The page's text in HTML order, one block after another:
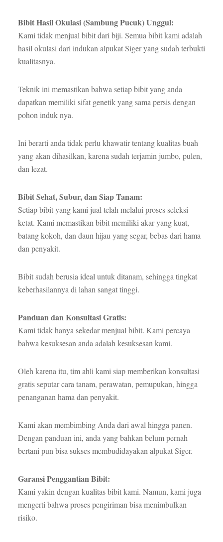
Bibit Hasil Okulasi (Sambung Pucuk) Unggul:
Kami tidak menjual bibit dari biji. Semua bibit kami adalah
hasil okulasi dari indukan alpukat Siger yang sudah terbukti
kualitasnya.
Teknik ini memastikan bahwa setiap bibit yang anda
dapatkan memiliki sifat genetik yang sama persis dengan
pohon induk nya.
Ini berarti anda tidak perlu khawatir tentang kualitas buah
yang akan dihasilkan, karena sudah terjamin jumbo, pulen,
dan lezat.
Bibit Sehat, Subur, dan Siap Tanam:
Setiap bibit yang kami jual telah melalui proses seleksi
ketat. Kami memastikan bibit memiliki akar yang kuat,
batang kokoh, dan daun hijau yang segar, bebas dari hama
dan penyakit.
Bibit sudah berusia ideal untuk ditanam, sehingga tingkat
keberhasilannya di lahan sangat tinggi.
Panduan dan Konsultasi Gratis:
Kami tidak hanya sekedar menjual bibit. Kami percaya
bahwa kesuksesan anda adalah kesuksesan kami.
Oleh karena itu, tim ahli kami siap memberikan konsultasi
gratis seputar cara tanam, perawatan, pemupukan, hingga
penanganan hama dan penyakit.
Kami akan membimbing Anda dari awal hingga panen.
Dengan panduan ini, anda yang bahkan belum pernah
bertani pun bisa sukses membudidayakan alpukat Siger.
Garansi Penggantian Bibit:
Kami yakin dengan kualitas bibit kami. Namun, kami juga
mengerti bahwa proses pengiriman bisa menimbulkan
risiko.